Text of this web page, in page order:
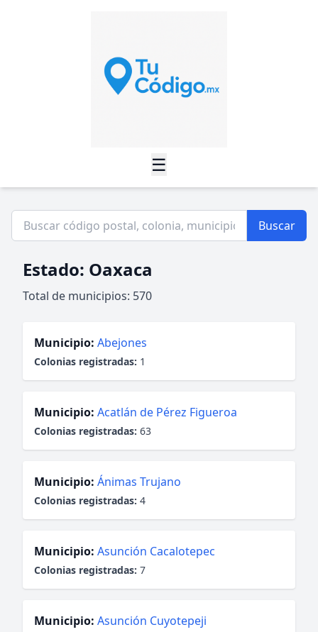
☰
Buscar
Estado: Oaxaca
Total de municipios: 570
Municipio: Abejones
Colonias registradas: 1
Municipio: Acatlán de Pérez Figueroa
Colonias registradas: 63
Municipio: Ánimas Trujano
Colonias registradas: 4
Municipio: Asunción Cacalotepec
Colonias registradas: 7
Municipio: Asunción Cuyotepeji